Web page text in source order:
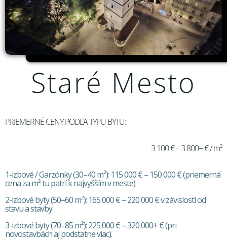
Staré Mesto
PRIEMERNÉ CENY PODĽA TYPU BYTU:
3 100 € – 3 800+ € / m²
1-izbové / Garzónky (30–40 m²): 115 000 € – 150 000 € (priemerná
cena za m² tu patrí k najvyšším v meste).
2-izbové byty (50–60 m²): 165 000 € – 220 000 € v závislosti od
stavu a stavby.
3-izbové byty (70–85 m²): 225 000 € – 320 000+ € (pri
novostavbách aj podstatne viac).